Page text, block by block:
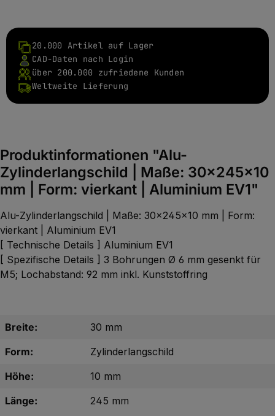
20.000 Artikel auf Lager
CAD-Daten nach Login
über 200.000 zufriedene Kunden
Weltweite Lieferung
Produktinformationen "Alu-
Zylinderlangschild | Maße: 30x245x10
mm | Form: vierkant | Aluminium EV1"
Alu-Zylinderlangschild | Maße: 30x245x10 mm | Form:
vierkant | Aluminium EV1
[ Technische Details ] Aluminium EV1
[ Spezifische Details ] 3 Bohrungen Ø 6 mm gesenkt für
M5; Lochabstand: 92 mm inkl. Kunststoffring
Breite:
30 mm
Form:
Zylinderlangschild
Höhe:
10 mm
Länge:
245 mm